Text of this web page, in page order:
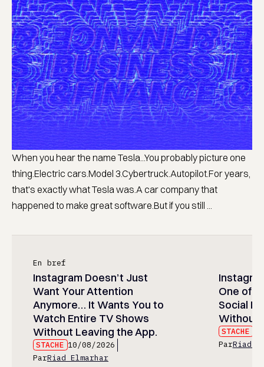
When you hear the name Tesla...You probably picture one
thing.Electric cars.Model 3.Cybertruck.Autopilot.For years,
that's exactly what Tesla was.A car company that
happened to make great software.But if you still ...
En bref
Instagram Doesn’t Just
Want Your Attention
Anymore… It Wants You to
Watch Entire TV Shows
Without Leaving the App.
STACHE 10/08/2026
ParRiad Elmarhar
One of
Social
Without
STACHE
ParRiad